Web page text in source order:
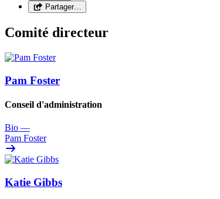
Partager…
Comité directeur
Pam Foster
Conseil d'administration
Bio —
Pam Foster
Katie Gibbs